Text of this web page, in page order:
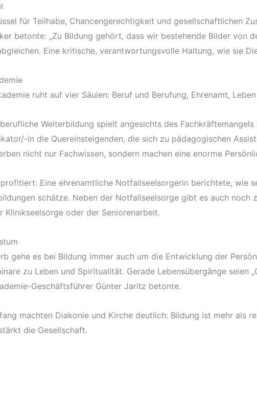
für Teilhabe, Chancengerechtigkeit und gesellschaftlichen
betonte: „Zu Bildung gehört, dass wir bestehende Bilder von
Eine kritische, verantwortungsvolle Haltung, wie sie
ruht auf vier Säulen: Beruf und Berufung, Ehrenamt,
Weiterbildung spielt angesichts des
in die Quereinsteigenden, die sich zu pädagogischen
nicht nur Fachwissen, sondern machen eine enorme
Eine ehrenamtliche Notfallseelsorgerin berichtete, wie
schätze. Neben der Notfallseelsorge gibt es auch noch
Klinikseelsorge oder der Seniorenarbeit.
gehe es bei Bildung immer auch um die Entwicklung der
zu Leben und Spiritualität. Gerade Lebensübergänge seien
Geschäftsführer Günter Jaritz betonte.
machten Diakonie und Kirche deutlich: Bildung ist mehr als
die Gesellschaft.